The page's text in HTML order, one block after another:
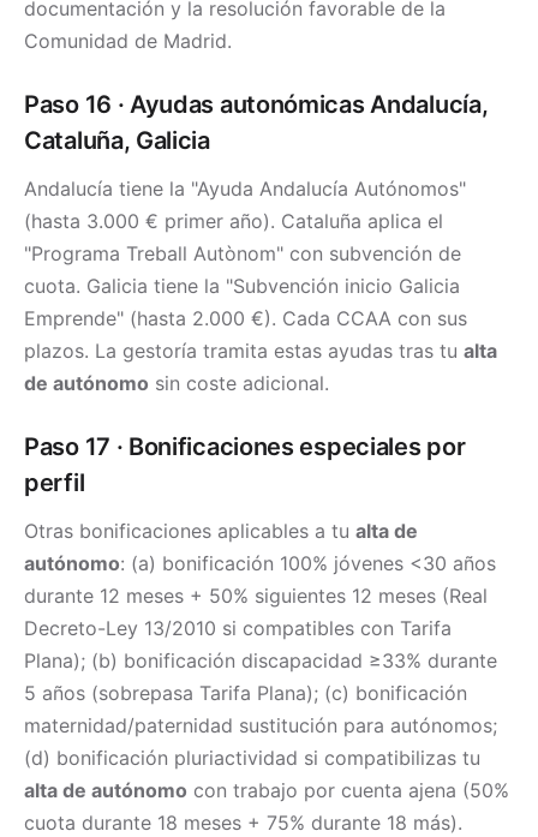
documentación y la resolución favorable de la
Comunidad de Madrid.
Paso 16 · Ayudas autonómicas Andalucía,
Cataluña, Galicia
Andalucía tiene la "Ayuda Andalucía Autónomos"
(hasta 3.000 € primer año). Cataluña aplica el
"Programa Treball Autònom" con subvención de
cuota. Galicia tiene la "Subvención inicio Galicia
Emprende" (hasta 2.000 €). Cada CCAA con sus
plazos. La gestoría tramita estas ayudas tras tu alta
de autónomo sin coste adicional.
Paso 17 · Bonificaciones especiales por
perfil
Otras bonificaciones aplicables a tu alta de
autónomo: (a) bonificación 100% jóvenes <30 años
durante 12 meses + 50% siguientes 12 meses (Real
Decreto-Ley 13/2010 si compatibles con Tarifa
Plana); (b) bonificación discapacidad ≥33% durante
5 años (sobrepasa Tarifa Plana); (c) bonificación
maternidad/paternidad sustitución para autónomos;
(d) bonificación pluriactividad si compatibilizas tu
alta de autónomo con trabajo por cuenta ajena (50%
cuota durante 18 meses + 75% durante 18 más).